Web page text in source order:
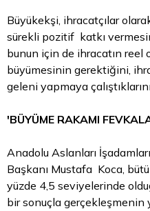
Büyükekşi, ihracatçılar
sürekli pozitif katkı
bunun için de ihracatın
büyümesinin gerektiğini,
geleni yapmaya
'BÜYÜME RAKAMI
Anadolu Aslanları
Başkanı Mustafa Koca,
yüzde 4,5 seviyelerinde
bir sonuçla gerçekleşmenin